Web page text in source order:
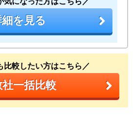
を見る
比較したい方はこちら／
一括比較